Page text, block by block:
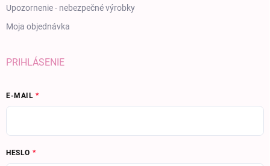
Upozornenie - nebezpečné výrobky
Moja objednávka
PRIHLÁSENIE
E-MAIL
HESLO